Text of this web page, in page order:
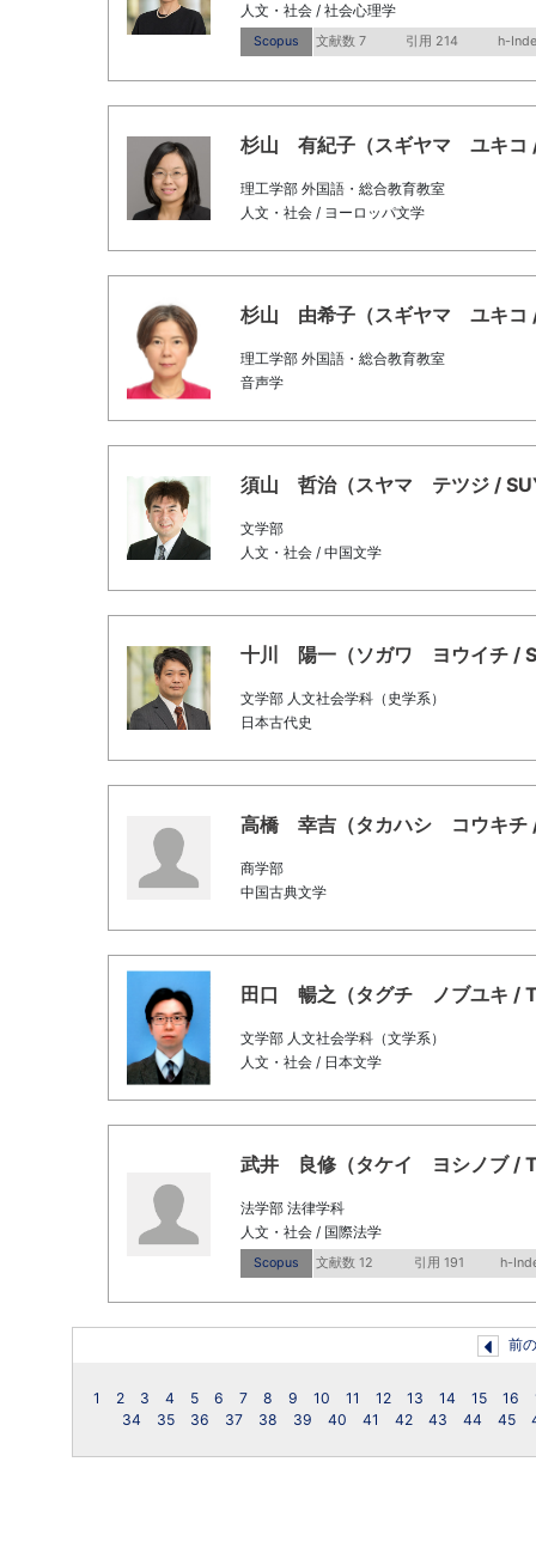
人文・社会 / 社会心理学
Scopus 文献数 7 引用 214 h-
杉山 有紀子（スギヤマ ユキコ
理工学部 外国語・総合教育教室
人文・社会 / ヨーロッパ文学
杉山 由希子（スギヤマ ユキコ
理工学部 外国語・総合教育教室
音声学
須山 哲治（スヤマ テツジ /
文学部
人文・社会 / 中国文学
十川 陽一（ソガワ ヨウイチ /
文学部 人文社会学科（史学系）
日本古代史
高橋 幸吉（タカハシ コウキチ
商学部
中国古典文学
田口 暢之（タグチ ノブユキ /
文学部 人文社会学科（文学系）
人文・社会 / 日本文学
武井 良修（タケイ ヨシノブ /
法学部 法律学科
人文・社会 / 国際法学
Scopus 文献数 12 引用 191 h-
前
1 2 3 4 5 6 7 8 9 10 11 12 13 14 15 16
34
35 36 37 38 39 40 41 42 43 44 45